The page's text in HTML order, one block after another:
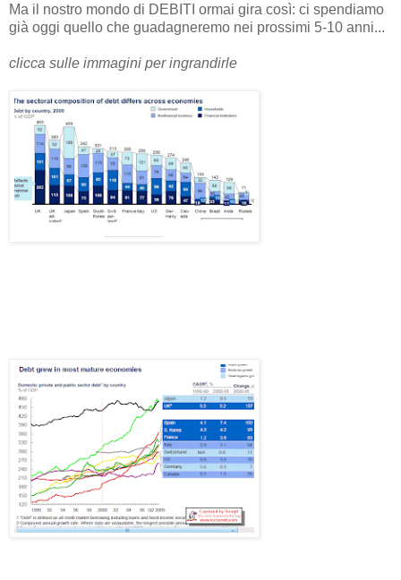
Ma il nostro mondo di DEBITI ormai gira così: ci spendiamo
già oggi quello che guadagneremo nei prossimi 5-10 anni...
clicca sulle immagini per ingrandirle